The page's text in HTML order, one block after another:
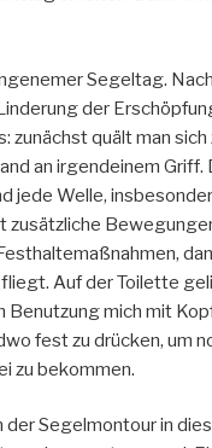
Segeltag.
der
zunächst quält man sich
an irgendeinem Griff.
jede Welle,
zusätzliche
Auf der Toilette
Benutzung mich mit
fest zu drücken, um
zu bekommen.
der Segelmontour in